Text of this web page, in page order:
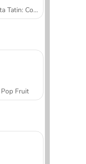
Tarta Tatin: Cocina con Sara
Pop Fruit